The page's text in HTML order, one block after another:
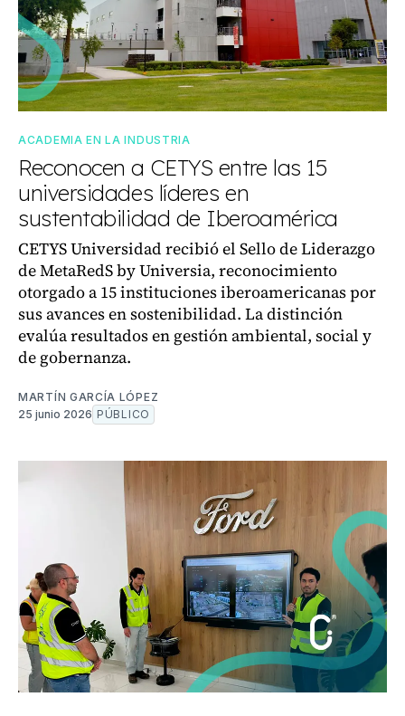
ACADEMIA EN LA INDUSTRIA
Reconocen a CETYS entre las 15
universidades líderes en
sustentabilidad de Iberoamérica
CETYS Universidad recibió el Sello de Liderazgo
de MetaRedS by Universia, reconocimiento
otorgado a 15 instituciones iberoamericanas por
sus avances en sostenibilidad. La distinción
evalúa resultados en gestión ambiental, social y
de gobernanza.
MARTÍN GARCÍA LÓPEZ
25 junio 2026 PÚBLICO